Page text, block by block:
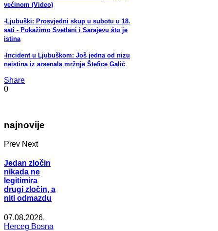
većinom (Video)
-Ljubuški: Prosvjedni skup u subotu u 18.
sati - Pokažimo Svetlani i Sarajevu što je
istina
-Incident u Ljubuškom: Još jedna od nizu
neistina iz arsenala mržnje Štefice Galić
Share
0
najnovije
Prev Next
Jedan zločin
nikada ne
legitimira
drugi zločin, a
niti odmazdu
07.08.2026.
Herceg Bosna